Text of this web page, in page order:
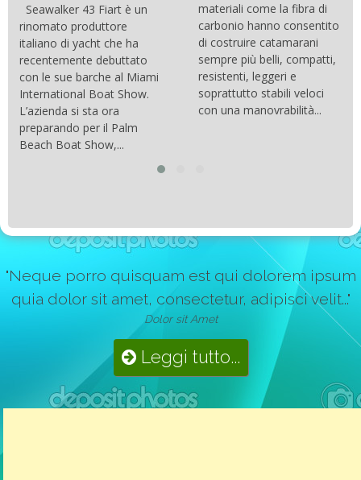
Seawalker 43 Fiart è un
rinomato produttore
italiano di yacht che ha
recentemente debuttato
con le sue barche al Miami
International Boat Show.
L’azienda si sta ora
preparando per il Palm
Beach Boat Show,...
materiali come la fibra di
carbonio hanno consentito
di costruire catamarani
sempre più belli, compatti,
resistenti, leggeri e
soprattutto stabili veloci
con una manovrabilità...
"Neque porro quisquam est qui dolorem ipsum
quia dolor sit amet, consectetur, adipisci velit..."
Dolor sit Amet
Leggi tutto...